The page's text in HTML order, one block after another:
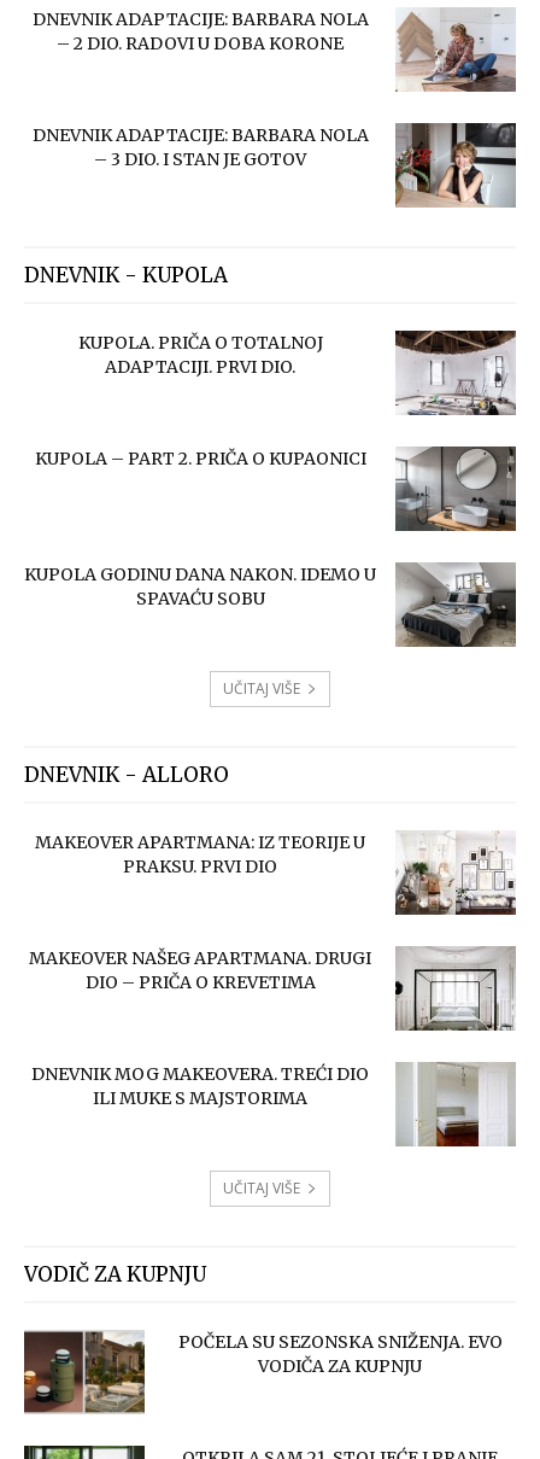
DNEVNIK ADAPTACIJE: BARBARA NOLA
– 2 DIO. RADOVI U DOBA KORONE
DNEVNIK ADAPTACIJE: BARBARA NOLA
– 3 DIO. I STAN JE GOTOV
DNEVNIK - KUPOLA
KUPOLA. PRIČA O TOTALNOJ
ADAPTACIJI. PRVI DIO.
KUPOLA – PART 2. PRIČA O KUPAONICI
KUPOLA GODINU DANA NAKON. IDEMO U
SPAVAĆU SOBU
UČITAJ VIŠE
DNEVNIK - ALLORO
MAKEOVER APARTMANA: IZ TEORIJE U
PRAKSU. PRVI DIO
MAKEOVER NAŠEG APARTMANA. DRUGI
DIO – PRIČA O KREVETIMA
DNEVNIK MOG MAKEOVERA. TREĆI DIO
ILI MUKE S MAJSTORIMA
UČITAJ VIŠE
VODIČ ZA KUPNJU
POČELA SU SEZONSKA SNIŽENJA. EVO
VODIČA ZA KUPNJU